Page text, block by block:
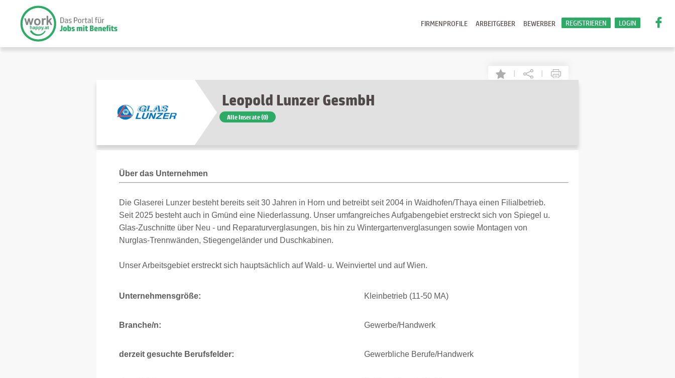
LOGIN
REGISTRIEREN
BEWERBER
ARBEITGEBER
FIRMENPROFILE
| |
Leopold Lunzer GesmbH
Alle Inserate (0)
Über das Unternehmen
Die Glaserei Lunzer besteht bereits seit 30 Jahren in Horn und betreibt seit 2004 in Waidhofen/Thaya einen Filialbetrieb.
Seit 2025 besteht auch in Gmünd eine Niederlassung. Unser umfangreiches Aufgabengebiet erstreckt sich von Spiegel u.
Glas-Zuschnitte über Neu - und Reparaturverglasungen, bis hin zu Wintergartenverglasungen sowie Montagen von
Nurglas-Trennwänden, Stiegengeländer und Duschkabinen.
Unser Arbeitsgebiet erstreckt sich hauptsächlich auf Wald- u. Weinviertel und auf Wien.
Unternehmensgröße: Kleinbetrieb (11-50 MA)
Branche/n: Gewerbe/Handwerk
derzeit gesuchte Berufsfelder: Gewerbliche Berufe/Handwerk